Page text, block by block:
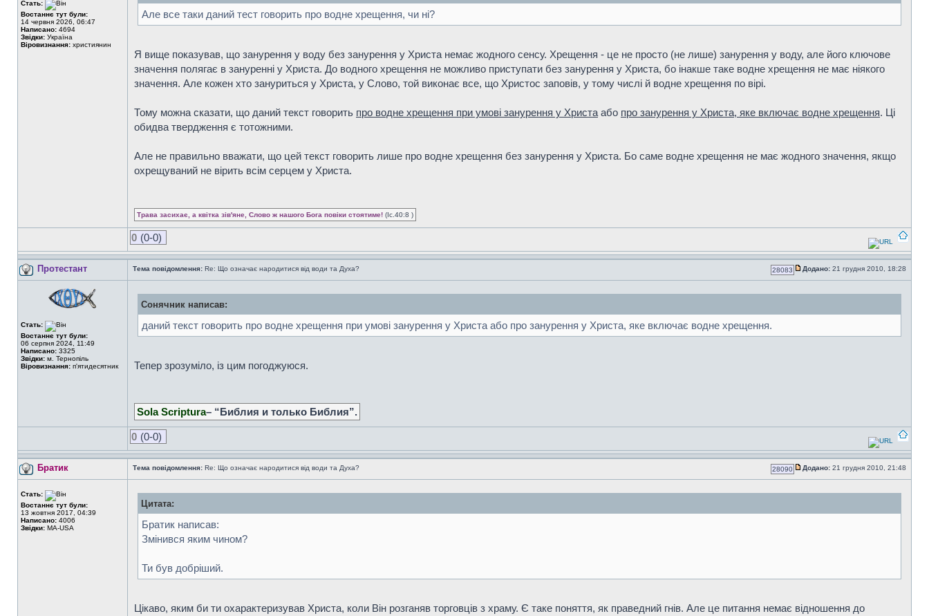
Стать:
Востаннє тут були:
14 червня 2026, 06:47
Написано: 4694
Звідки: Україна
Віровизнання: християнин
Але все таки даний тест говорить про водне хрещення, чи ні?
Я вище показував, що занурення у воду без занурення у Христа немає жодного сенсу. Хрещення - це не просто (не лише) занурення у воду, але його ключове
значення полягає в зануренні у Христа. До водного хрещення не можливо приступати без занурення у Христа, бо інакше таке водне хрещення не має ніякого
значення. Але кожен хто зануриться у Христа, у Слово, той виконає все, що Христос заповів, у тому числі й водне хрещення по вірі.
Тому можна сказати, що даний текст говорить про водне хрещення при умові занурення у Христа або про занурення у Христа, яке включає водне хрещення. Ці
обидва твердження є тотожними.
Але не правильно вважати, що цей текст говорить лише про водне хрещення без занурення у Христа. Бо саме водне хрещення не має жодного значення, якщо
охрещуваний не вірить всім серцем у Христа.
Трава засихає, а квітка зів'яне, Слово ж нашого Бога повіки стоятиме! (Іс.40:8 )
0 (0-0)
Протестант Тема повідомлення: Re: Що означає народитися від води та Духа? 28083 Додано: 21 грудня 2010, 18:28
Стать:
Востаннє тут були:
06 серпня 2024, 11:49
Написано: 3325
Звідки: м. Тернопіль
Віровизнання: п'ятидесятник
Сонячник написав:
даний текст говорить про водне хрещення при умові занурення у Христа або про занурення у Христа, яке включає водне хрещення.
Тепер зрозуміло, із цим погоджуюся.
Sola Scriptura– “Библия и только Библия”.
0 (0-0)
Братик Тема повідомлення: Re: Що означає народитися від води та Духа? 28090 Додано: 21 грудня 2010, 21:48
Стать:
Востаннє тут були:
13 жовтня 2017, 04:39
Написано: 4006
Звідки: MA-USA
Цитата:
Братик написав:
Змінився яким чином?
Ти був добріший.
Цікаво, яким би ти охарактеризував Христа, коли Він розганяв торговців з храму. Є таке поняття, як праведний гнів. Але це питання немає відношення до